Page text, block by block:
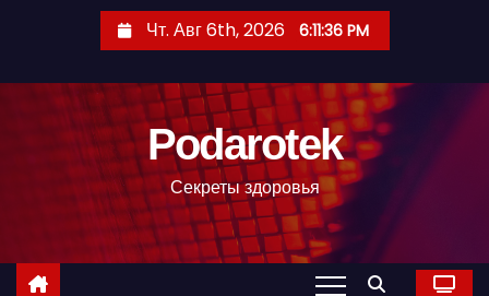
с
Чт. Авг 6th, 2026 6:11:37 PM
Podarotek
Секреты здоровья